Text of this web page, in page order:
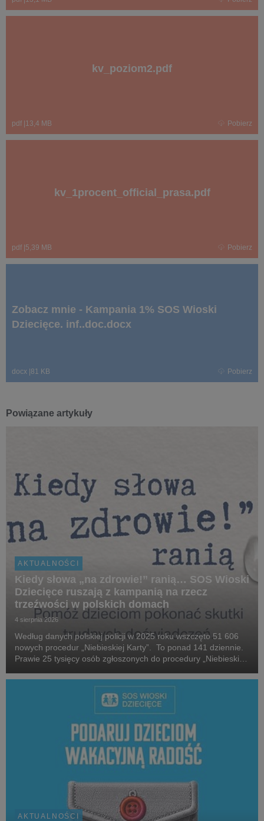
kv_poziom2.pdf
pdf 13,4 MB Pobierz
kv_1procent_official_prasa.pdf
pdf 5,39 MB Pobierz
Zobacz mnie - Kampania 1% SOS Wioski
Dziecięce. inf..doc.docx
docx 81 KB Pobierz
Powiązane artykuły
AKTUALNOŚCI
Kiedy słowa „na zdrowie!” ranią… SOS Wioski
Dziecięce ruszają z kampanią na rzecz
trzeźwości w polskich domach
4 sierpnia 2026
Według danych polskiej policji w 2025 roku wszczęto 51 606
nowych procedur „Niebieskiej Karty”. To ponad 141 dziennie.
Prawie 25 tysięcy osób zgłoszonych do procedury „Niebieskiej
pod wpływem alkoholu. W 2025 roku...
AKTUALNOŚCI